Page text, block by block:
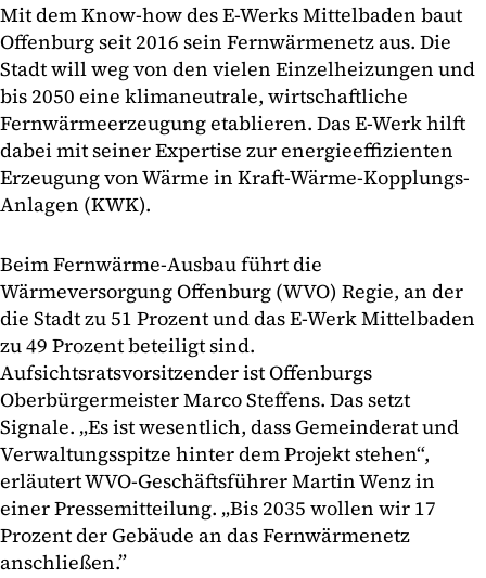
Mit dem Know-how des E-Werks Mittelbaden baut
Offenburg seit 2016 sein Fernwärmenetz aus. Die
Stadt will weg von den vielen Einzelheizungen und
bis 2050 eine klimaneutrale, wirtschaftliche
Fernwärmeerzeugung etablieren. Das E-Werk hilft
dabei mit seiner Expertise zur energieeffizienten
Erzeugung von Wärme in Kraft-Wärme-Kopplungs-
Anlagen (KWK).
Beim Fernwärme-Ausbau führt die
Wärmeversorgung Offenburg (WVO) Regie, an der
die Stadt zu 51 Prozent und das E-Werk Mittelbaden
zu 49 Prozent beteiligt sind.
Aufsichtsratsvorsitzender ist Offenburgs
Oberbürgermeister Marco Steffens. Das setzt
Signale. „Es ist wesentlich, dass Gemeinderat und
Verwaltungsspitze hinter dem Projekt stehen“,
erläutert WVO-Geschäftsführer Martin Wenz in
einer Pressemitteilung. „Bis 2035 wollen wir 17
Prozent der Gebäude an das Fernwärmenetz
anschließen.”